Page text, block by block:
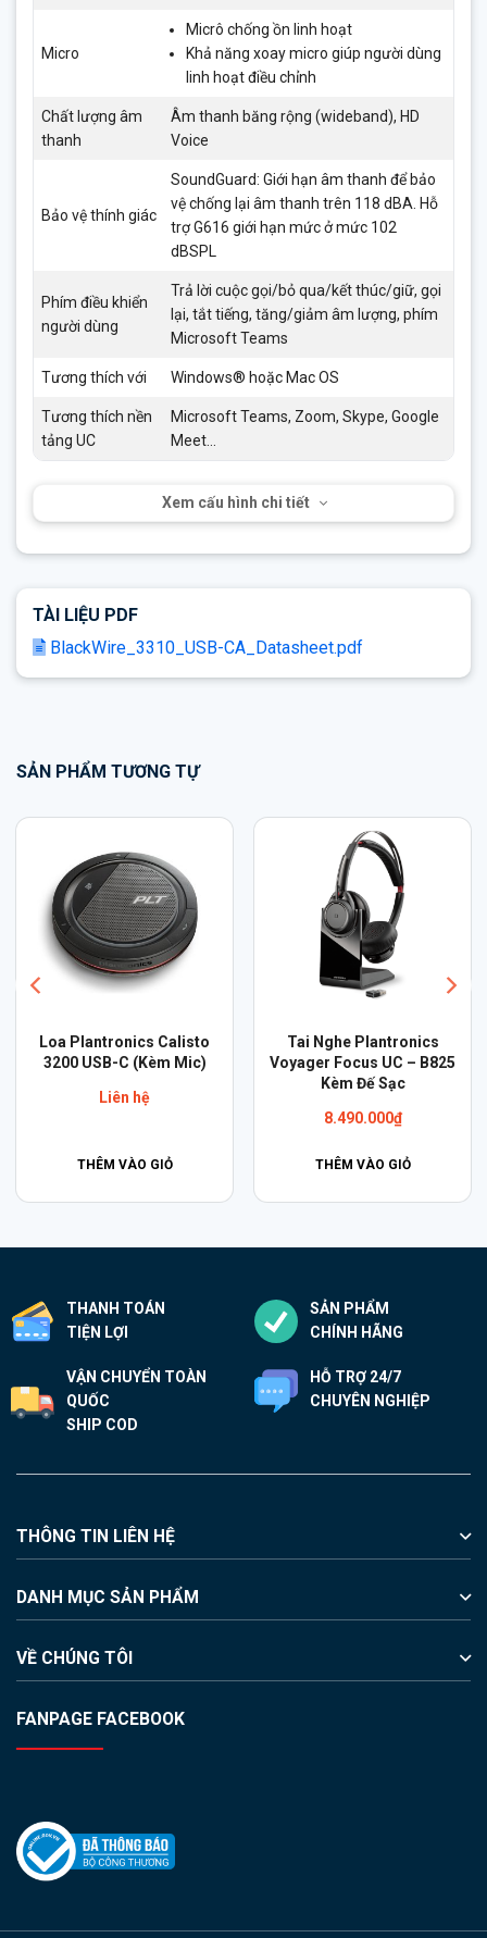
Micro
Micrô chống ồn linh hoạt
Khả năng xoay micro giúp người dùng
linh hoạt điều chỉnh
Chất lượng âm
thanh
Âm thanh băng rộng (wideband), HD
Voice
Bảo vệ thính giác
SoundGuard: Giới hạn âm thanh để bảo
vệ chống lại âm thanh trên 118 dBA. Hỗ
trợ G616 giới hạn mức ở mức 102
dBSPL
Phím điều khiển
người dùng
Trả lời cuộc gọi/bỏ qua/kết thúc/giữ, gọi
lại, tắt tiếng, tăng/giảm âm lượng, phím
Microsoft Teams
Tương thích với Windows® hoặc Mac OS
Tương thích nền
tảng UC
Microsoft Teams, Zoom, Skype, Google
Meet…
Xem cấu hình chi tiết
TÀI LIỆU PDF
BlackWire_3310_USB-CA_Datasheet.pdf
SẢN PHẨM TƯƠNG TỰ
Loa Plantronics Calisto
3200 USB-C (Kèm Mic)
Liên hệ
THÊM VÀO GIỎ
Tai Nghe Plantronics
Voyager Focus UC – B825
Kèm Đế Sạc
8.490.000₫
THÊM VÀO GIỎ
THANH TOÁN
TIỆN LỢI
SẢN PHẨM
CHÍNH HÃNG
VẬN CHUYỂN TOÀN
QUỐC
SHIP COD
HỖ TRỢ 24/7
CHUYÊN NGHIỆP
THÔNG TIN LIÊN HỆ
DANH MỤC SẢN PHẨM
VỀ CHÚNG TÔI
FANPAGE FACEBOOK